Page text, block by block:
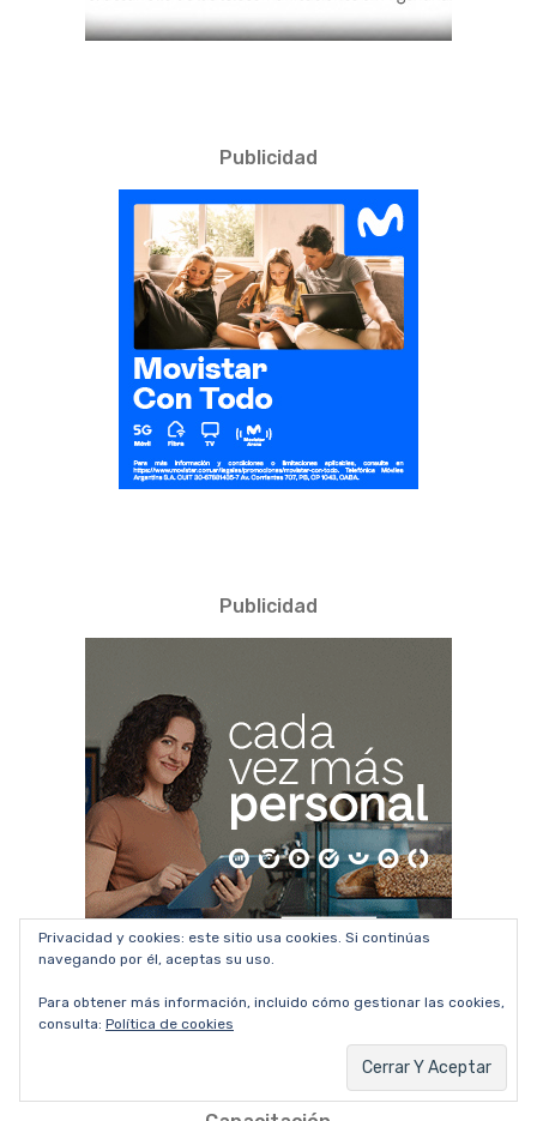
Publicidad
Publicidad
Privacidad y cookies: este sitio usa cookies. Si continúas
navegando por él, aceptas su uso.
Para obtener más información, incluido cómo gestionar las cookies,
consulta: Política de cookies